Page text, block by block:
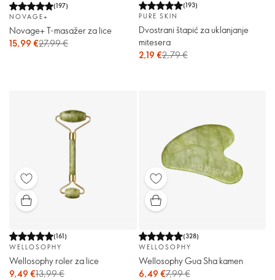
(197)
NOVAGE+
Novage+ T-masažer za lice
15,99 €27,99 €
(193)
PURE SKIN
Dvostrani štapić za uklanjanje
mitesera
2,19 €2,79 €
(161)
WELLOSOPHY
Wellosophy roler za lice
9,49 €13,99 €
(328)
WELLOSOPHY
Wellosophy Gua Sha kamen
6,49 €7,99 €